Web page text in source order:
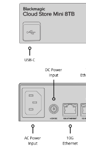
Spain
Sweden
Turkey
UAE
Ukraine
United Kingdom